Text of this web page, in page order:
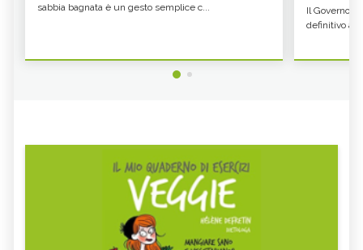
sabbia bagnata è un gesto semplice c...
Il Governo
definitivo